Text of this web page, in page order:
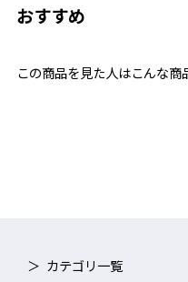
おすすめ
この商品を見た人はこんな商
カテゴリ一覧